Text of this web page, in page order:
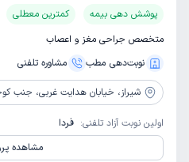
پوشش دهی بیمه
کمترین معطلی
متخصص جراحی مغز و اعصاب
نوبت‌دهی مطب
مشاوره‌ تلفنی
شیراز، خیابان هدایت غربی، جنب کوچه 8، مجتمع پزشکی آرام،
اولین نوبت آزاد تلفنی: فردا
مشاهده